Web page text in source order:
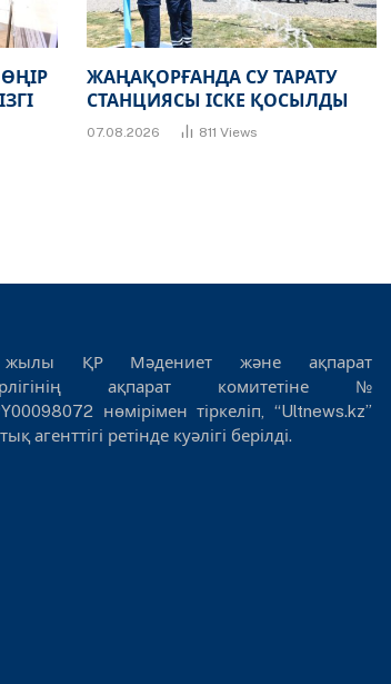
ЖАҢАҚОРҒАНДА СУ ТАРАТУ
СТАНЦИЯСЫ ІСКЕ ҚОСЫЛДЫ
07.08.2026 811 Views
ҚР Мәдениет және ақпарат
ақпарат комитетіне №
нөмірімен тіркеліп, “Ultnews.kz”
агенттігі ретінде куәлігі берілді.